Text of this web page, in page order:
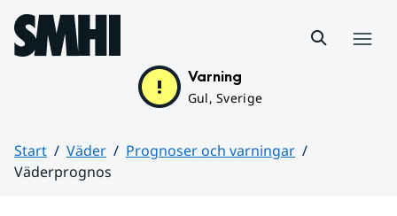
Hoppa till sidans innehåll
Varning
Gul, Sverige
Start Väder
Prognoser och varningar
Väderprognos